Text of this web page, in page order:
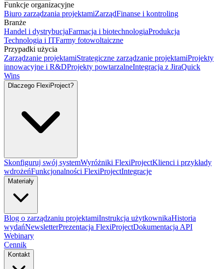
Funkcje organizacyjne
Biuro zarządzania projektamiZarządFinanse i kontroling
Branże
Handel i dystrybucjaFarmacja i biotechnologiaProdukcja
Technologia i ITFarmy fotowoltaiczne
Przypadki użycia
Zarządzanie projektamiStrategiczne zarządzanie projektamiProjekty
innowacyjne i R&DProjekty powtarzalneIntegracja z JiraQuick
Wins
Dlaczego FlexiProject?
Skonfiguruj swój systemWyróżniki FlexiProjectKlienci i przykłady
wdrożeńFunkcjonalności FlexiProjectIntegracje
Materiały
Blog o zarządzaniu projektamiInstrukcja użytkownikaHistoria
wydańNewsletterPrezentacja FlexiProjectDokumentacja API
Webinary
Cennik
Kontakt